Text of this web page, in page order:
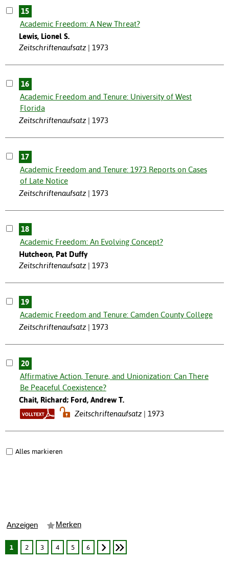
15
Academic Freedom: A New Threat?
Lewis, Lionel S.
Zeitschriftenaufsatz
1973
16
Academic Freedom and Tenure: University of West
Florida
Zeitschriftenaufsatz
1973
17
Academic Freedom and Tenure: 1973 Reports on Cases
of Late Notice
Zeitschriftenaufsatz
1973
18
Academic Freedom: An Evolving Concept?
Hutcheon, Pat Duffy
Zeitschriftenaufsatz
1973
19
Academic Freedom and Tenure: Camden County College
Zeitschriftenaufsatz
1973
20
Affirmative Action, Tenure, and Unionization: Can There
Be Peaceful Coexistence?
Chait, Richard; Ford, Andrew T.
Zeitschriftenaufsatz
1973
Alles markieren
Anzeigen Merken
1 2 3 4 5 6